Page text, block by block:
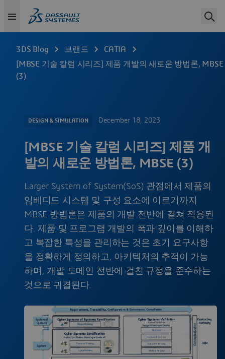
3DS Blog 브랜드
CATIA
[MBSE 기술 칼럼 시리즈] 제품 개발의 새로운 방법론, MBSE
(3)
DESIGN & SIMULATION December 18, 2023
[MBSE 기술 칼럼 시리즈] 제품 개
발의 새로운 방법론, MBSE (3)
Larger System of System(SoS) 관점에서 제품의
임베디드 시스템 및 구성 요소에 이르기까지
MBSE 방법론은 제품의 개발 전반에 걸쳐 적용된
다. 제품 및 프로그램 개발의 폭과 깊이를 이해하
고 복잡한 특성을 관리하는 것은 초기 요구사항
을 정확하게 정의하고, 아키텍처의 추적이 가능
하며, 개발 도메인 전반에 걸친 규정을 준수하는
것으로 귀결된다.